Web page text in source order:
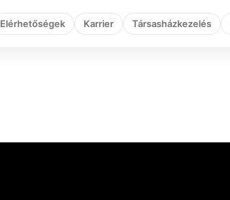
Elérhetőségek Karrier Társasházkezelés